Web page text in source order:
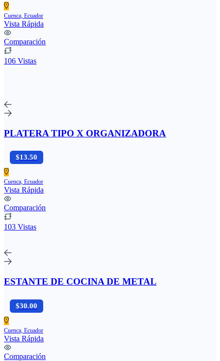
Cuenca, Ecuador
Vista Rápida
Comparación
106 Vistas
PLATERA TIPO X ORGANIZADORA
$13.50
Cuenca, Ecuador
Vista Rápida
Comparación
103 Vistas
ESTANTE DE COCINA DE METAL
$30.00
Cuenca, Ecuador
Vista Rápida
Comparación